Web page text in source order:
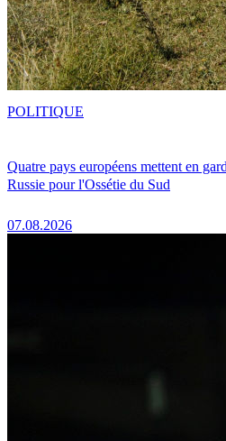
Quatre pays européens mettent en
Russie pour l'Ossétie du Sud
07.08.2026
POLITIQUE